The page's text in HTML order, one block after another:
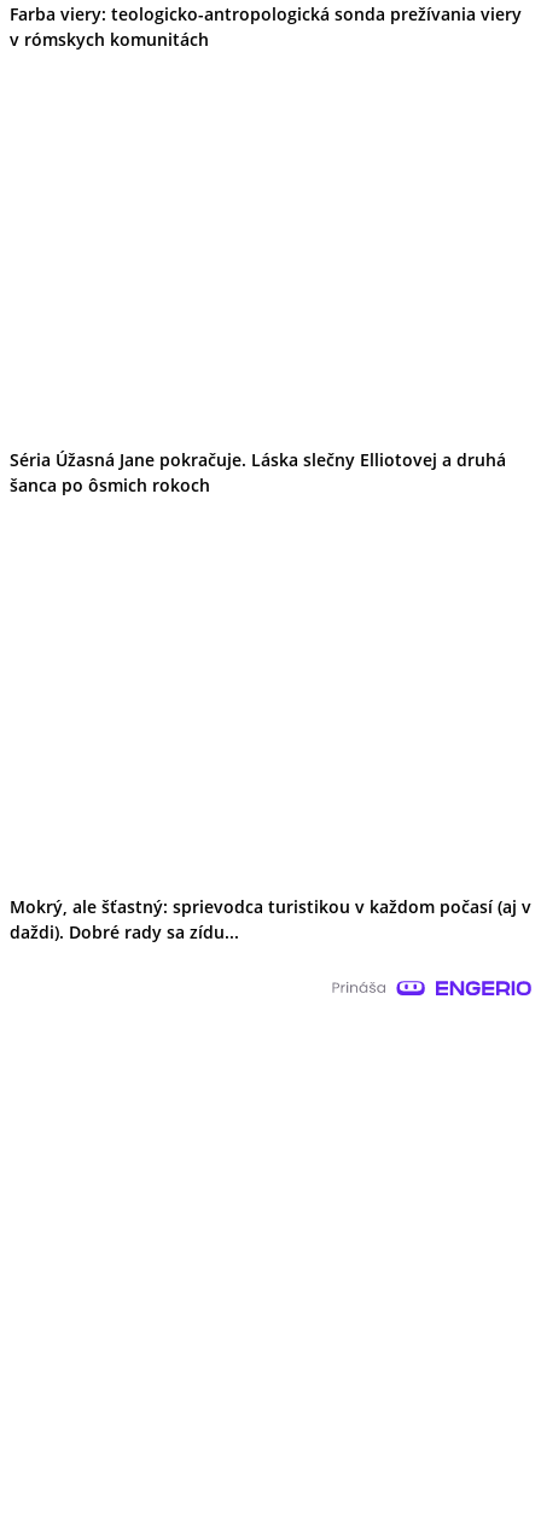
Farba viery: teologicko-antropologická sonda prežívania viery
v rómskych komunitách
Séria Úžasná Jane pokračuje. Láska slečny Elliotovej a druhá
šanca po ôsmich rokoch
Mokrý, ale šťastný: sprievodca turistikou v každom počasí (aj v
daždi). Dobré rady sa zídu...